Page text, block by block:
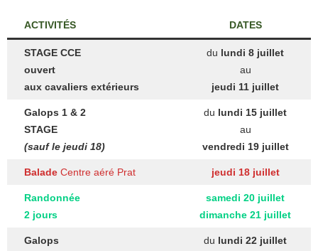
ACTIVITÉS DATES
STAGE CCE
ouvert
aux cavaliers extérieurs
du lundi 8 juillet
au
jeudi 11 juillet
Galops 1 & 2
STAGE
(sauf le jeudi 18)
du lundi 15 juillet
au
vendredi 19 juillet
Balade Centre aéré Prat jeudi 18 juillet
Randonnée
2 jours
samedi 20 juillet
dimanche 21 juillet
Galops
du lundi 22 juillet